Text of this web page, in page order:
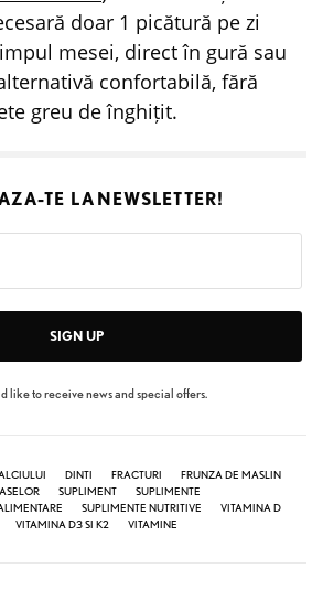
doar 1 picătură pe zi
mesei, direct în gură sau
confortabilă, fără
greu de înghițit.
TE LA NEWSLETTER!
SIGN UP
like to receive news and special offers.
DINTI FRACTURI
FRUNZA DE MASLIN
SUPLIMENT
SUPLIMENTE
SUPLIMENTE NUTRITIVE
VITAMINA D
VITAMINA D3 SI K2 VITAMINE